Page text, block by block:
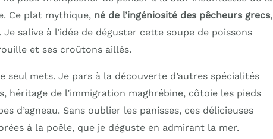
Ce plat mythique, né de l’ingéniosité des pêcheurs grecs,
salive à l’idée de déguster cette soupe de poissons
et ses croûtons aillés.
seul mets. Je pars à la découverte d’autres spécialités
héritage de l’immigration maghrébine, côtoie les pieds
d’agneau. Sans oublier les panisses, ces délicieuses
à la poêle, que je déguste en admirant la mer.